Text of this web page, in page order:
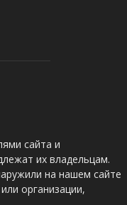
сайта и
их владельцам.
на нашем сайте
организации,